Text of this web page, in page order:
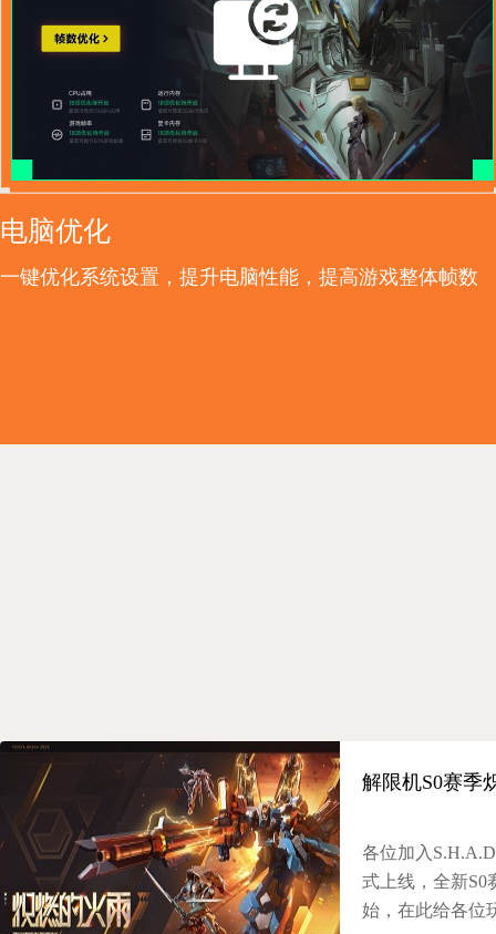
电脑优化
一键优化系统设置，提升电脑性能，提高游戏整体帧数
解限机S0赛季
各位加入
式上线，全新S0
始，在此给各位